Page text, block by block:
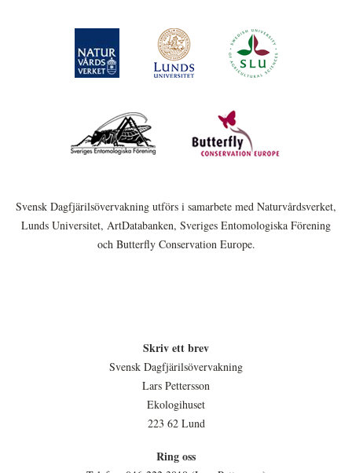
Svensk Dagfjärilsövervakning utförs i samarbete med Naturvårdsverket,
Lunds Universitet, ArtDatabanken, Sveriges Entomologiska Förening
och Butterfly Conservation Europe.
Skriv ett brev
Svensk Dagfjärilsövervakning
Lars Pettersson
Ekologihuset
223 62 Lund
Ring oss